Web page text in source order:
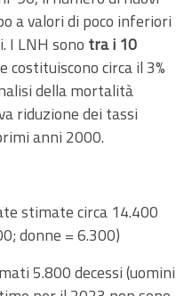
a valori di poco inferiori
I LNH sono tra i 10
costituiscono circa il 3%
della mortalità
riduzione dei tassi
anni 2000.
stimate circa 14.400
donne = 6.300)
5.800 decessi (uomini